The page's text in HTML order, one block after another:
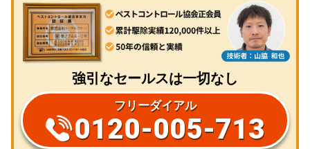
強引なセールスは一切なし
フリーダイアル
0120-005-713